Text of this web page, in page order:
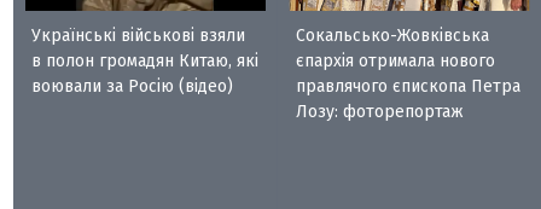
Українські військові взяли
в полон громадян Китаю, які
воювали за Росію (відео)
Сокальсько-Жовківська
єпархія отримала нового
правлячого єпископа Петра
Лозу: фоторепортаж